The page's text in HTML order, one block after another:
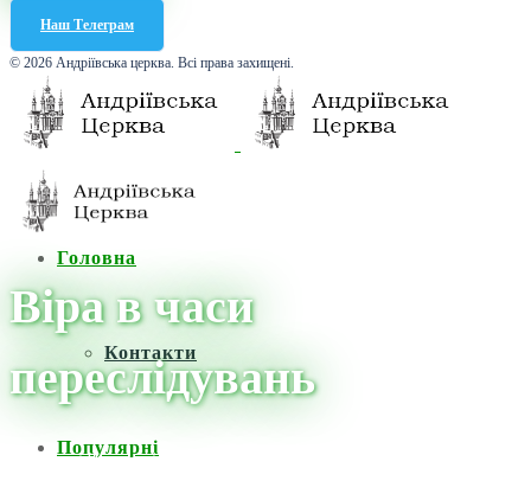
Наш Телеграм
© 2026 Андріївська церква. Всі права захищені.
Головна
Контакти
Популярні
Віра в часи
переслідувань
Головна / Новини /Віра в часи переслідувань